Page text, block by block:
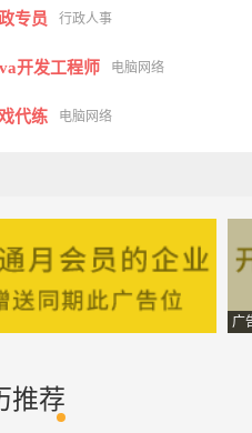
专员 行政人事
开发工程师 电脑网络
代练 电脑网络
水工程师 化工环保
师 设计策划
人事专员
广
推荐